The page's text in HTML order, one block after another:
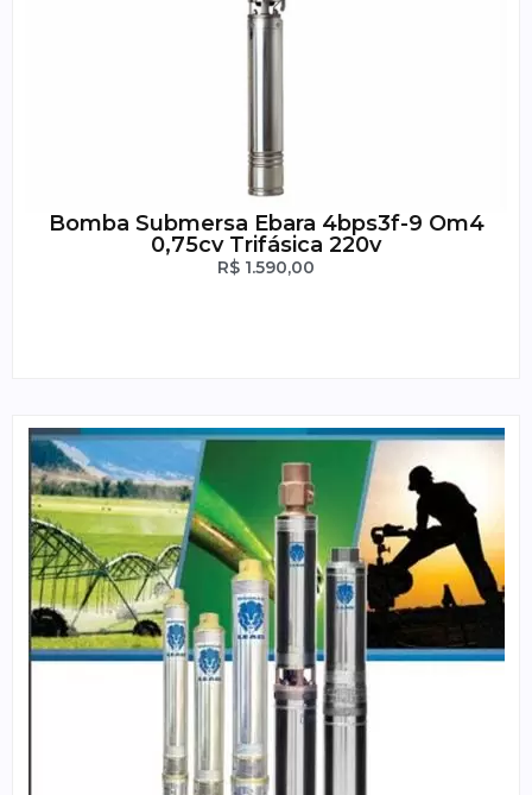
Bomba Submersa Ebara 4bps3f-9 Om4
0,75cv Trifásica 220v
R$ 1.590,00